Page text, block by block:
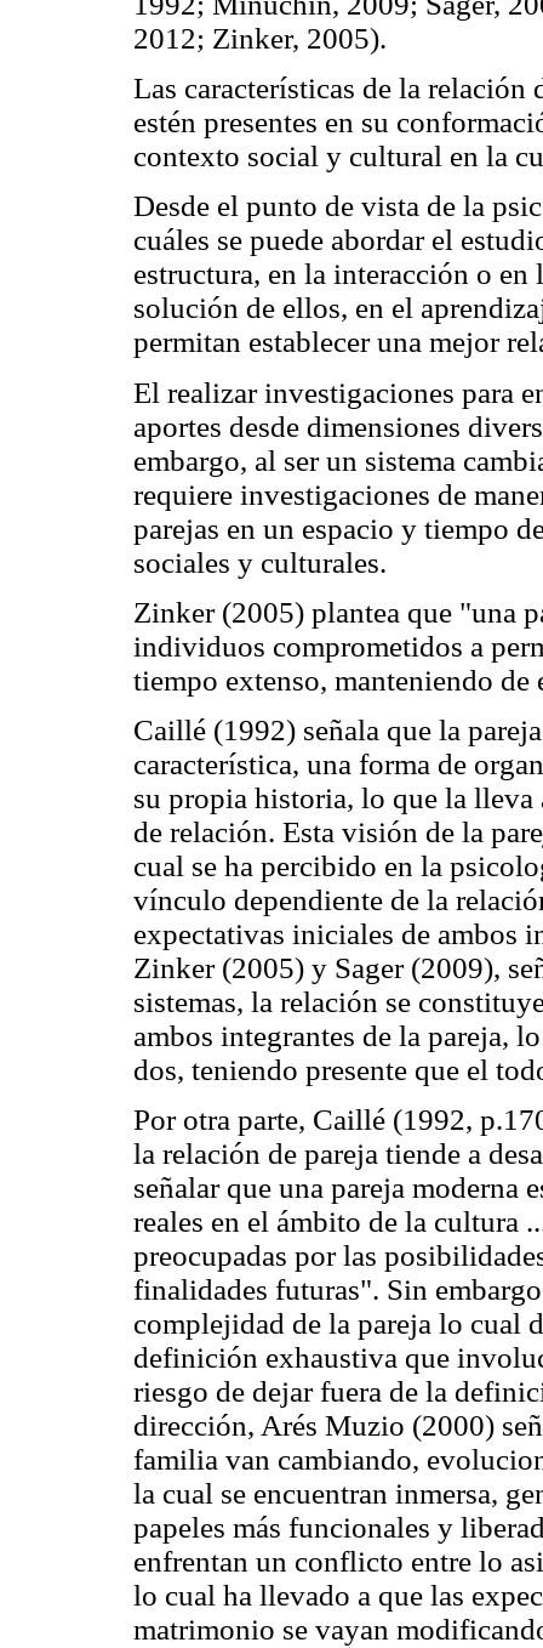
2012; Zinker, 2005).
Las características de la relación
estén presentes en su
contexto social y cultural en la
Desde el punto de vista de la
cuáles se puede abordar el
estructura, en la interacción o
solución de ellos, en el
permitan establecer una mejor
El realizar investigaciones para
aportes desde dimensiones
embargo, al ser un sistema
requiere investigaciones de
parejas en un espacio y tiempo
sociales y culturales.
Zinker (2005) plantea que "una
individuos comprometidos a
tiempo extenso, manteniendo
Caillé (1992) señala que la
característica, una forma de
su propia historia, lo que la
de relación. Esta visión de la
cual se ha percibido en la
vínculo dependiente de la
expectativas iniciales de ambos
Zinker (2005) y Sager (2009),
sistemas, la relación se
ambos integrantes de la pareja,
dos, teniendo presente que el
Por otra parte, Caillé (1992,
la relación de pareja tiende a
señalar que una pareja moderna
reales en el ámbito de la cultura
preocupadas por las
finalidades futuras". Sin
complejidad de la pareja lo cual
definición exhaustiva que
riesgo de dejar fuera de la
dirección, Arés Muzio (2000)
familia van cambiando,
la cual se encuentran inmersa,
papeles más funcionales y
enfrentan un conflicto entre lo
lo cual ha llevado a que las
matrimonio se vayan